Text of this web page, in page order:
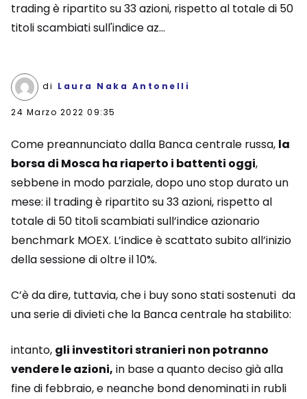
trading è ripartito su 33 azioni, rispetto al totale di 50
titoli scambiati sull'indice az...
di Laura Naka Antonelli
24 Marzo 2022 09:35
Come preannunciato dalla Banca centrale russa, la
borsa di Mosca ha riaperto i battenti oggi,
sebbene in modo parziale, dopo uno stop durato un
mese: il trading è ripartito su 33 azioni, rispetto al
totale di 50 titoli scambiati sull’indice azionario
benchmark MOEX. L’indice è scattato subito all’inizio
della sessione di oltre il 10%.
C’è da dire, tuttavia, che i buy sono stati sostenuti da
una serie di divieti che la Banca centrale ha stabilito:
intanto, gli investitori stranieri non potranno
vendere le azioni, in base a quanto deciso già alla
fine di febbraio, e neanche bond denominati in rubli